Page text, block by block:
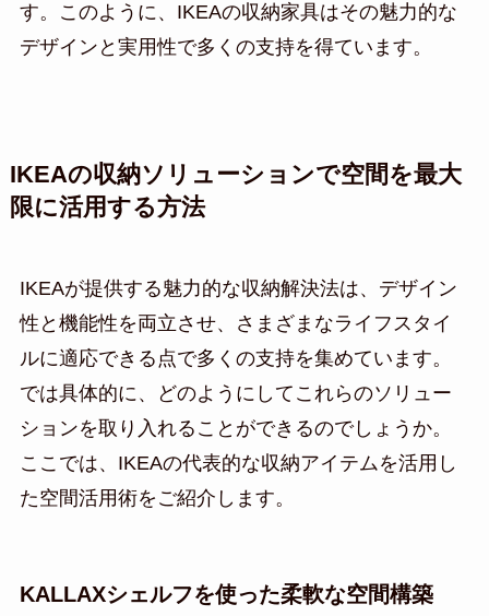
す。このように、IKEAの収納家具はその魅力的な
デザインと実用性で多くの支持を得ています。
IKEAの収納ソリューションで空間を最大
限に活用する方法
IKEAが提供する魅力的な収納解決法は、デザイン
性と機能性を両立させ、さまざまなライフスタイ
ルに適応できる点で多くの支持を集めています。
では具体的に、どのようにしてこれらのソリュー
ションを取り入れることができるのでしょうか。
ここでは、IKEAの代表的な収納アイテムを活用し
た空間活用術をご紹介します。
KALLAXシェルフを使った柔軟な空間構築